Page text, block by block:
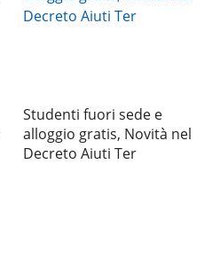
Studenti fuori sede e
alloggio gratis, Novità nel
Decreto Aiuti Ter